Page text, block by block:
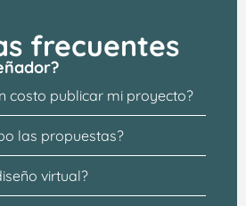
frecuentes
costo publicar mi proyecto?
las propuestas?
virtual?